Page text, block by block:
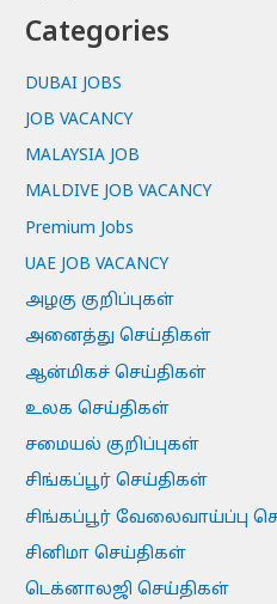
Categories
DUBAI JOBS
JOB VACANCY
MALAYSIA JOB
MALDIVE JOB VACANCY
Premium Jobs
UAE JOB VACANCY
அழகு குறிப்புகள்
அனைத்து செய்திகள்
ஆன்மிகச் செய்திகள்
உலக செய்திகள்
சமையல் குறிப்புகள்
சிங்கப்பூர் செய்திகள்
சிங்கப்பூர் வேலைவாய்ப்பு
சினிமா செய்திகள்
டெக்னாலஜி செய்திகள்